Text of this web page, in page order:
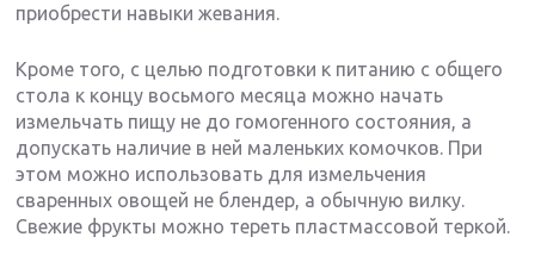
приобрести навыки жевания.
Кроме того, с целью подготовки к питанию с общего
стола к концу восьмого месяца можно начать
измельчать пищу не до гомогенного состояния, а
допускать наличие в ней маленьких комочков. При
этом можно использовать для измельчения
сваренных овощей не блендер, а обычную вилку.
Свежие фрукты можно тереть пластмассовой теркой.